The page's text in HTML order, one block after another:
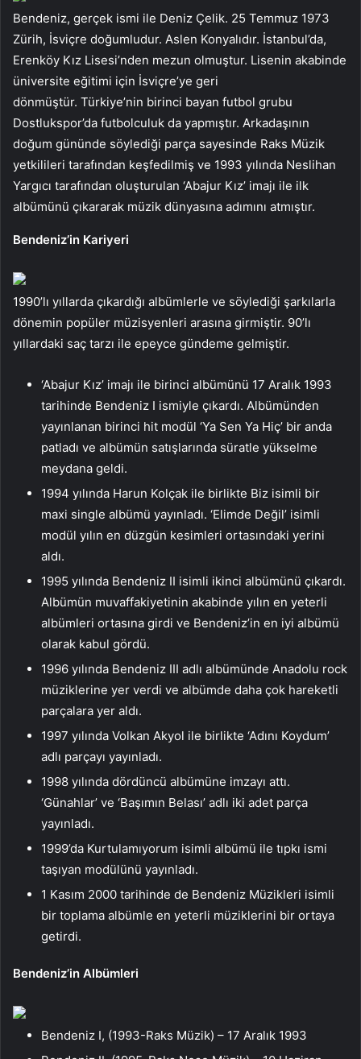
Bendeniz, gerçek ismi ile Deniz Çelik. 25 Temmuz 1973
Zürih, İsviçre doğumludur. Aslen Konyalıdır. İstanbul’da,
Erenköy Kız Lisesi’nden mezun olmuştur. Lisenin akabinde
üniversite eğitimi için İsviçre’ye geri
dönmüştür. Türkiye’nin birinci bayan futbol grubu
Dostlukspor’da futbolculuk da yapmıştır. Arkadaşının
doğum gününde söylediği parça sayesinde Raks Müzik
yetkilileri tarafından keşfedilmiş ve 1993 yılında Neslihan
Yargıcı tarafından oluşturulan ‘Abajur Kız’ imajı ile ilk
albümünü çıkararak müzik dünyasına adımını atmıştır.
Bendeniz’in Kariyeri
1990’lı yıllarda çıkardığı albümlerle ve söylediği şarkılarla
dönemin popüler müzisyenleri arasına girmiştir. 90’lı
yıllardaki saç tarzı ile epeyce gündeme gelmiştir.
‘Abajur Kız’ imajı ile birinci albümünü 17 Aralık 1993
tarihinde Bendeniz I ismiyle çıkardı. Albümünden
yayınlanan birinci hit modül ‘Ya Sen Ya Hiç’ bir anda
patladı ve albümün satışlarında süratle yükselme
meydana geldi.
1994 yılında Harun Kolçak ile birlikte Biz isimli bir
maxi single albümü yayınladı. ‘Elimde Değil’ isimli
modül yılın en düzgün kesimleri ortasındaki yerini
aldı.
1995 yılında Bendeniz II isimli ikinci albümünü çıkardı.
Albümün muvaffakiyetinin akabinde yılın en yeterli
albümleri ortasına girdi ve Bendeniz’in en iyi albümü
olarak kabul gördü.
1996 yılında Bendeniz III adlı albümünde Anadolu rock
müziklerine yer verdi ve albümde daha çok hareketli
parçalara yer aldı.
1997 yılında Volkan Akyol ile birlikte ‘Adını Koydum’
adlı parçayı yayınladı.
1998 yılında dördüncü albümüne imzayı attı.
‘Günahlar’ ve ‘Başımın Belası’ adlı iki adet parça
yayınladı.
1999’da Kurtulamıyorum isimli albümü ile tıpkı ismi
taşıyan modülünü yayınladı.
1 Kasım 2000 tarihinde de Bendeniz Müzikleri isimli
bir toplama albümle en yeterli müziklerini bir ortaya
getirdi.
Bendeniz’in Albümleri
Bendeniz I, (1993-Raks Müzik) – 17 Aralık 1993